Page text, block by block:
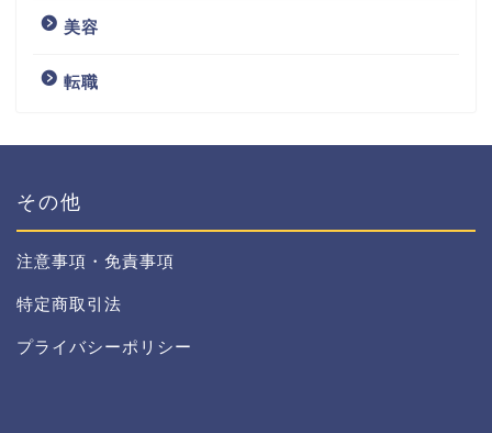
美容
転職
その他
注意事項・免責事項
特定商取引法
プライバシーポリシー